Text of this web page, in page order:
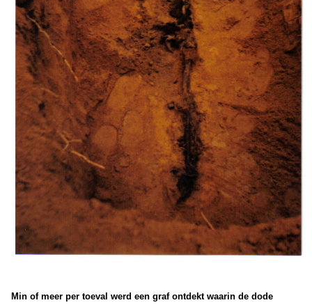
Min of meer per toeval werd een graf ontdekt waarin de dode